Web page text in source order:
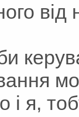
і я,